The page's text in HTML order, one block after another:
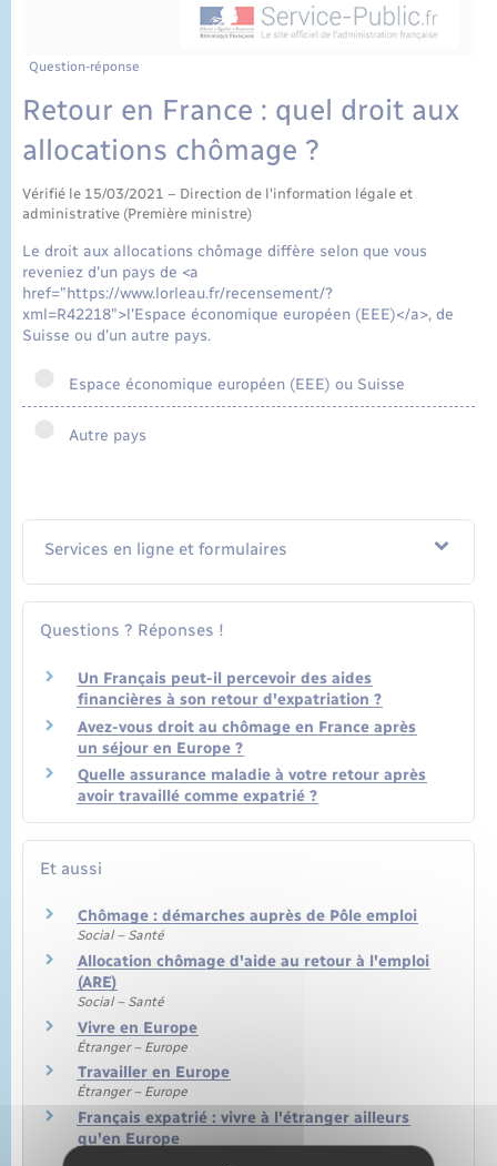
Question-réponse
Retour en France : quel droit aux
allocations chômage ?
Vérifié le 15/03/2021 – Direction de l'information légale et
administrative (Première ministre)
Le droit aux allocations chômage diffère selon que vous
reveniez d'un pays de <a
href="https://www.lorleau.fr/recensement/?
xml=R42218">l'Espace économique européen (EEE)</a>, de
Suisse ou d'un autre pays.
Espace économique européen (EEE) ou Suisse
Autre pays
Services en ligne et formulaires
Questions ? Réponses !
Un Français peut-il percevoir des aides
financières à son retour d'expatriation ?
Avez-vous droit au chômage en France après
un séjour en Europe ?
Quelle assurance maladie à votre retour après
avoir travaillé comme expatrié ?
Et aussi
Chômage : démarches auprès de Pôle emploi
Social – Santé
Allocation chômage d'aide au retour à l'emploi
(ARE)
Social – Santé
Vivre en Europe
Étranger – Europe
Travailler en Europe
Étranger – Europe
Français expatrié : vivre à l'étranger ailleurs
qu'en Europe